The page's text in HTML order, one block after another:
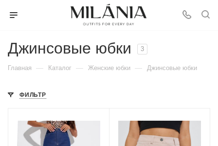
Джинсовые юбки 3
Главная — Каталог — Женские юбки — Джинсовые юбки
ФИЛЬТР